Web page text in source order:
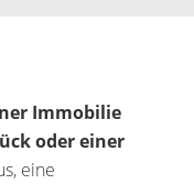
Immobilie
oder einer
eine